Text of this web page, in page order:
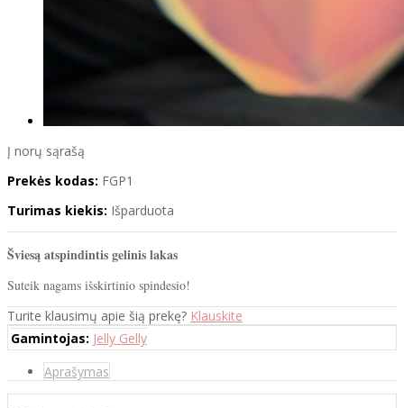
Į norų sąrašą
Prekės kodas: FGP1
Turimas kiekis: Išparduota
Šviesą atspindintis gelinis lakas
Suteik nagams išskirtinio spindesio!
Turite klausimų apie šią prekę? Klauskite
Gamintojas: Jelly Gelly
Aprašymas